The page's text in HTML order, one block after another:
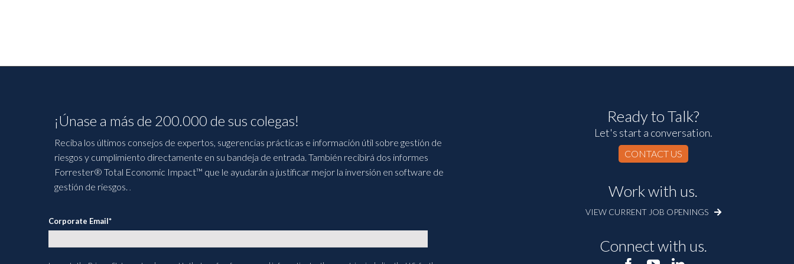
¡Únase a más de 200.000 de sus colegas!
Reciba los últimos consejos de expertos, sugerencias prácticas e información útil sobre gestión de
riesgos y cumplimiento directamente en su bandeja de entrada. También recibirá dos informes
Forrester® Total Economic Impact™ que le ayudarán a justificar mejor la inversión en software de
gestión de riesgos. .
Corporate Email*
Ready to Talk?
Let's start a conversation.
CONTACT US
Work with us.
VIEW CURRENT JOB OPENINGS
Connect with us.